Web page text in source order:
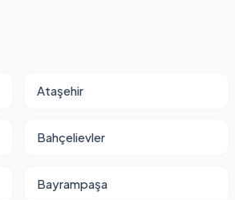
Ataşehir
Bahçelievler
Bayrampaşa